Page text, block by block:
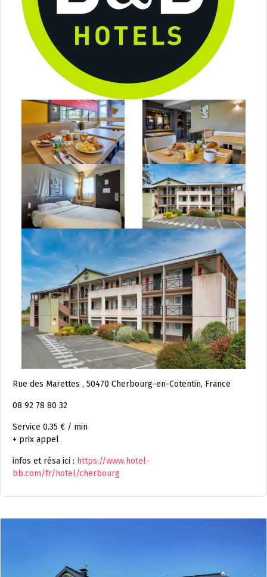
Rue des Marettes , 50470 Cherbourg-en-Cotentin, France
08 92 78 80 32
Service 0.35 € / min
+ prix appel
infos et résa ici : https://www.hotel-
bb.com/fr/hotel/cherbourg